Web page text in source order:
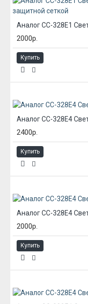
2000р.
Купить
2400р.
Купить
2000р.
Купить